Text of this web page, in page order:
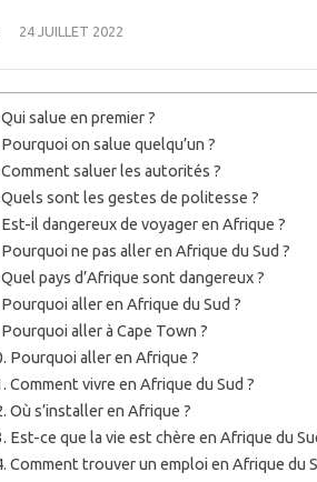
24 JUILLET 2022
Qui salue en premier ?
Pourquoi on salue quelqu’un ?
Comment saluer les autorités ?
Quels sont les gestes de politesse ?
Est-il dangereux de voyager en Afrique ?
Pourquoi ne pas aller en Afrique du Sud ?
Quel pays d’Afrique sont dangereux ?
Pourquoi aller en Afrique du Sud ?
Pourquoi aller à Cape Town ?
Pourquoi aller en Afrique ?
Comment vivre en Afrique du Sud ?
Où s’installer en Afrique ?
Est-ce que la vie est chère en Afrique du
Comment trouver un emploi en Afrique du